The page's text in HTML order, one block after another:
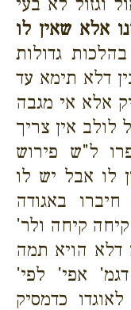
אלא שאין לו
גדולות
דלא תימא עד
אלא אי מגבה
לולב אין צריך
ל"ש פירוש
לו אבל יש לו
באגודה
קיחה ולר'
דלא הויא תמה
אפי' לפי'
כדמסיק